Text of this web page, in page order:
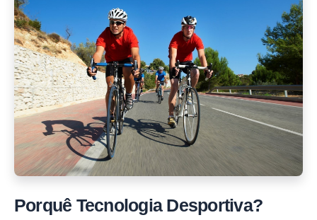
Porquê Tecnologia Desportiva?